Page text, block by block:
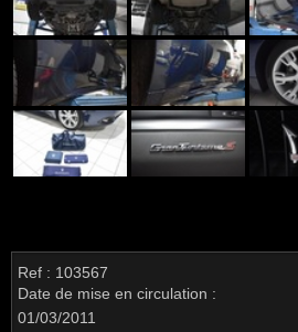
Ref : 103567
Date de mise en circulation :
01/03/2011